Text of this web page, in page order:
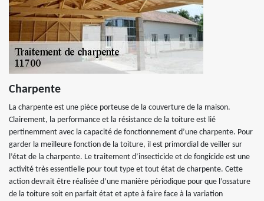
Charpente
La charpente est une pièce porteuse de la couverture de la maison.
Clairement, la performance et la résistance de la toiture est lié
pertinemment avec la capacité de fonctionnement d’une charpente. Pour
garder la meilleure fonction de la toiture, il est primordial de veiller sur
l’état de la charpente. Le traitement d’insecticide et de fongicide est une
activité très essentielle pour tout type et tout état de charpente. Cette
action devrait être réalisée d’une manière périodique pour que l’ossature
de la toiture soit en parfait état et apte à faire face à la variation